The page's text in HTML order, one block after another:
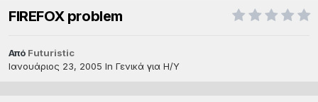
FIREFOX problem
Από Futuristic
Ιανουάριος 23, 2005 In Γενικά για Η/Υ